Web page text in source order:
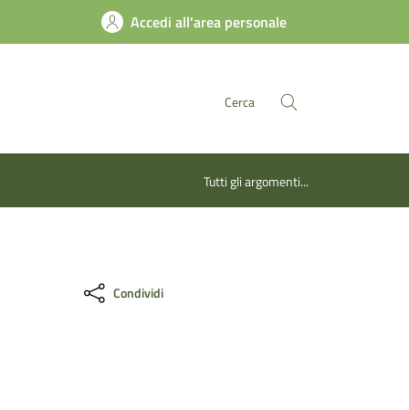
Accedi all'area personale
Cerca
Tutti gli argomenti...
Condividi